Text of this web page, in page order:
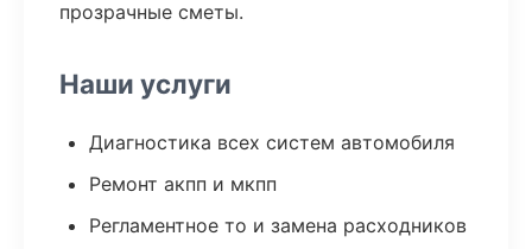
прозрачные сметы.
Наши услуги
Диагностика всех систем автомобиля
Ремонт акпп и мкпп
Регламентное то и замена расходников